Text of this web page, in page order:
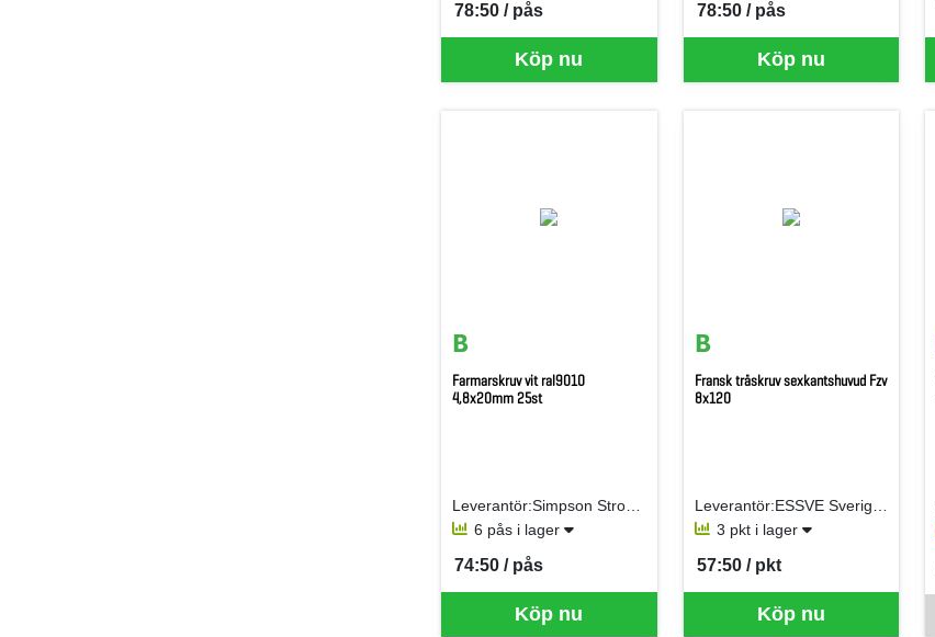
Köp nu
78:50 / pås
SEK per PÅS
Köp nu
78:50 / pås
SEK per PÅS
Farmarskruv vit ral9010
4,8x20mm 25st
6 pås i lager
Köp nu
74:50 / pås
SEK per PÅS
Fransk träskruv sexkantshuvud Fzv
8x120
3 pkt i lager
Köp nu
57:50 / pkt
SEK per PKT